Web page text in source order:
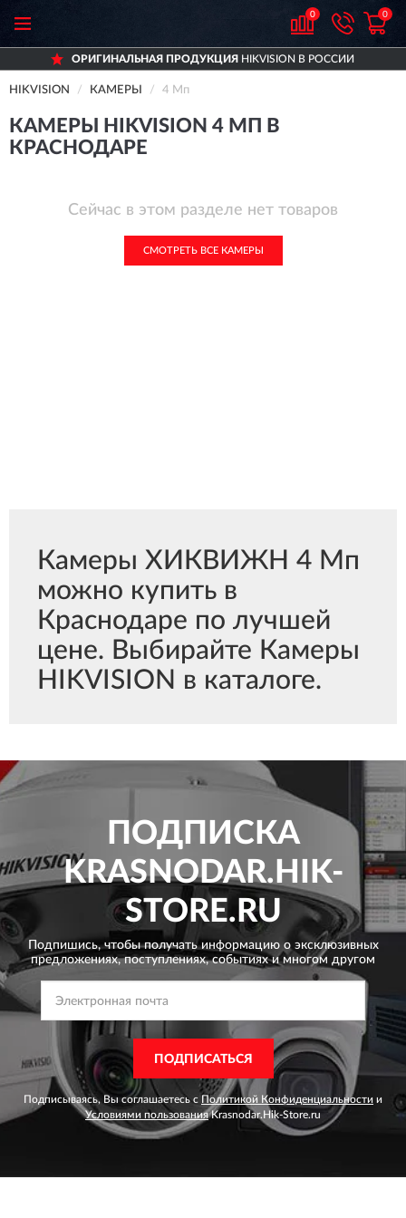
0 0
ОРИГИНАЛЬНАЯ ПРОДУКЦИЯ HIKVISION В РОССИИ
HIKVISION КАМЕРЫ 4 Мп
КАМЕРЫ HIKVISION 4 МП В
КРАСНОДАРЕ
Сейчас в этом разделе нет товаров
СМОТРЕТЬ ВСЕ КАМЕРЫ
Камеры ХИКВИЖН 4 Мп
можно купить в
Краснодаре по лучшей
цене. Выбирайте Камеры
HIKVISION в каталоге.
ПОДПИСКА
KRASNODAR.HIK-
STORE.RU
Подпишись, чтобы получать информацию о эксклюзивных
предложениях,поступлениях, событиях и многом другом
ПОДПИСАТЬСЯ
Подписываясь, Вы соглашаетесь с Политикой Конфиденциальности и
Условиями пользованияKrasnodar.Hik-Store.ru